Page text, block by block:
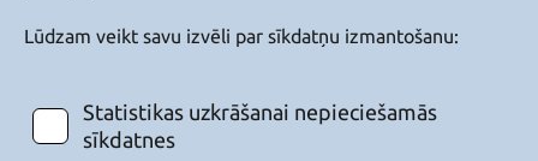
Lūdzam veikt savu izvēli par sīkdatņu izmantošanu:
Statistikas uzkrāšanai nepieciešamās
sīkdatnes